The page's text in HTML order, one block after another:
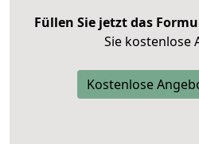
Füllen Sie jetzt das
Sie kostenlose
Kostenlose